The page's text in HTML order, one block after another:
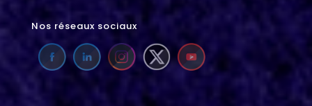
Nos réseaux sociaux